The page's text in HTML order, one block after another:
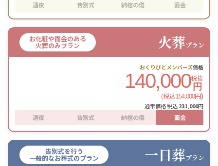
通夜 告別式 納棺の儀 面会
お化粧や面会のある
火葬のみプラン 火葬プラン
おくりびとメンバーズ価格
140,000税抜
円
(税込154,000円)
通常価格 税込231,000円
通夜 告別式 納棺の儀 面会
告別式を行う
一般的なお葬式のプラン 一日葬プラン